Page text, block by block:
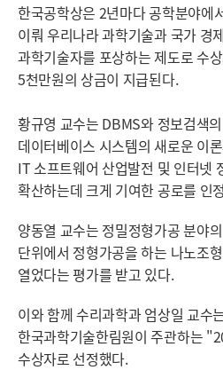
한국공학상은 2년마다 공학분야에
이뤄 우리나라 과학기술과 국가 경
과학기술자를 포상하는 제도로 수
5천만원의 상금이 지급된다.
황규영 교수는 DBMS와 정보검색
데이터베이스 시스템의 새로운 이
IT 소프트웨어 산업발전 및 인터넷
확산하는데 크게 기여한 공로를 인
양동열 교수는 정밀정형가공 분야
단위에서 정형가공을 하는 나노조
열었다는 평가를 받고 있다.
이와 함께 수리과학과 엄상일 교수
한국과학기술한림원이 주관하는
수상자로 선정했다.